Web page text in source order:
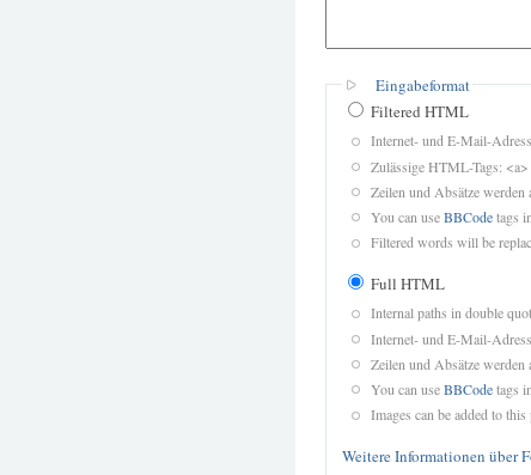
Eingabeformat
Filtered HTML
Internet- und E-Mail-
Zulässige HTML-Tags:
Zeilen und Absätze werden
You can useBBCodetags
Filtered words will be
Full HTML
Internal paths in double
Internet- und E-Mail-
Zeilen und Absätze werden
You can useBBCodetags
Images can be added to this
Weitere Informationen über